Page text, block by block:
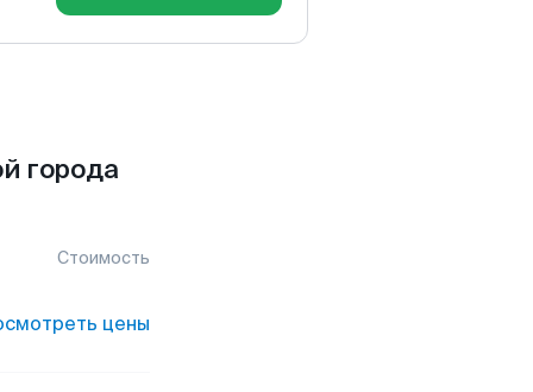
города
Стоимость
цены